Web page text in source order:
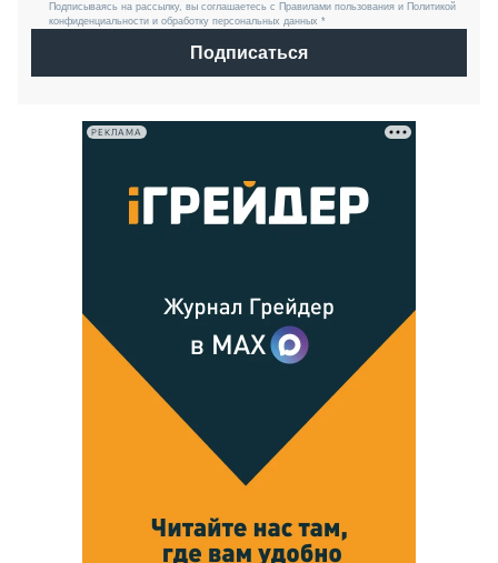
Подписываясь на рассылку, вы соглашаетесь с Правилами пользования и Политикой
конфиденциальности и обработку персональных данных *
Подписаться
РЕКЛАМА